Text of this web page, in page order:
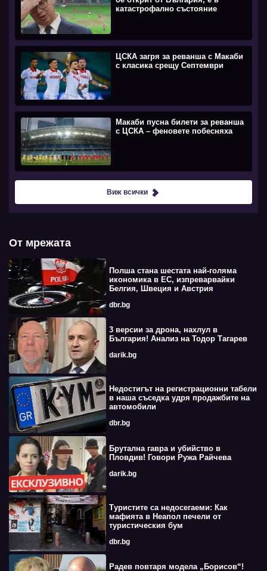
катастрофално състояние
ЦСКА загря за реванша с Макаби
с класика срещу Септември
Макаби пусна билети за реванша
с ЦСКА – феновете побесняха
Виж всички
От мрежата
Полша стана шестата най-голяма
икономика в ЕС, изпреварвайки
Белгия, Швеция и Австрия
dbr.bg
3 версии за дрона, нахлул в
България! Анализ на Тодор Тагарев
darik.bg
Недостигът на регистрационни табели
в наша съседка удря продажбите на
автомобили
dbr.bg
Брутална гавра и убийство в
Пловдив! Говори Ружа Райчева
darik.bg
Туристите са недосегаеми: Как
мафията в Неапол печели от
туристическия бум
dbr.bg
Радев повтаря модела „Борисов“!